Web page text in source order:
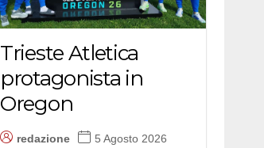
Trieste Atletica
protagonista in
Oregon
redazione 5 Agosto 2026